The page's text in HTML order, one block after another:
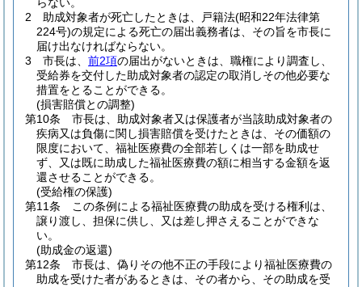
2
助成対象者が死亡したときは、戸籍法(昭和22年法律第
224号)の規定による死亡の届出義務者は、その旨を市長に
届け出なければならない。
3
市長は、 前2項の届出がないときは、職権により調査し、
受給券を交付した助成対象者の認定の取消しその他必要な
措置をとることができる。
(損害賠償との調整)
第10条
市長は、助成対象者又は保護者が当該助成対象者の
疾病又は負傷に関し損害賠償を受けたときは、その価額の
限度において、福祉医療費の全部若しくは一部を助成せ
ず、又は既に助成した福祉医療費の額に相当する金額を返
還させることができる。
(受給権の保護)
第11条
この条例による福祉医療費の助成を受ける権利は、
譲り渡し、担保に供し、又は差し押さえることができな
い。
(助成金の返還)
第12条
市長は、偽りその他不正の手段により福祉医療費の
助成を受けた者があるときは、その者から、その助成を受